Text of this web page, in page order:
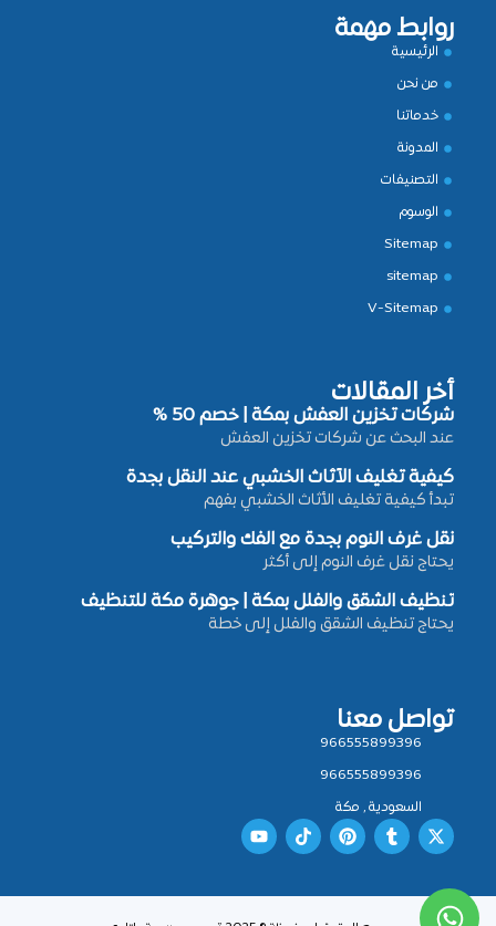
روابط مهمة
الرئيسية
من نحن
خدماتنا
المدونة
التصنيفات
الوسوم
Sitemap
sitemap
V-Sitemap
أخر المقالات
شركات تخزين العفش بمكة | خصم 50 %
عند البحث عن شركات تخزين العفش
كيفية تغليف الأثاث الخشبي عند النقل بجدة
تبدأ كيفية تغليف الأثاث الخشبي بفهم
نقل غرف النوم بجدة مع الفك والتركيب
يحتاج نقل غرف النوم إلى أكثر
تنظيف الشقق والفلل بمكة | جوهرة مكة للتنظيف
يحتاج تنظيف الشقق والفلل إلى خطة
تواصل معنا
966555899396
966555899396
السعودية , مكة
X
-
i
t
T
u
l
P
i
e
T
i
o
Y
o
u